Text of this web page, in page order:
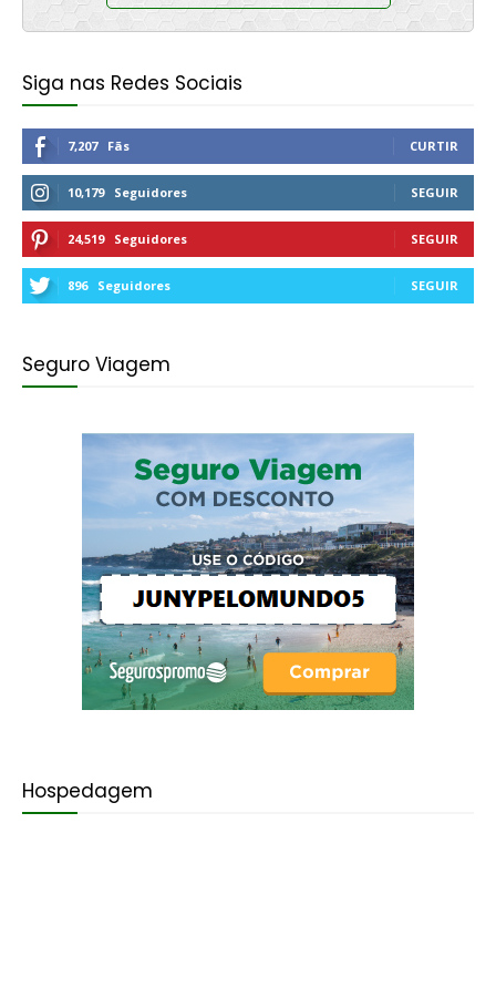
Siga nas Redes Sociais
7,207 Fãs CURTIR
10,179 Seguidores SEGUIR
24,519 Seguidores SEGUIR
896 Seguidores SEGUIR
Seguro Viagem
Hospedagem